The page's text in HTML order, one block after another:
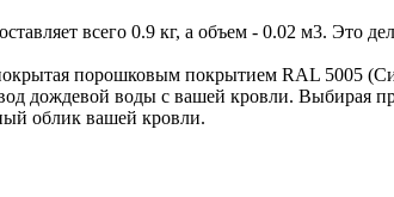
всего 0.9 кг, а объем - 0.02 м3. Это
порошковым покрытием RAL 5005
дождевой воды с вашей кровли. Выбирая
облик вашей кровли.